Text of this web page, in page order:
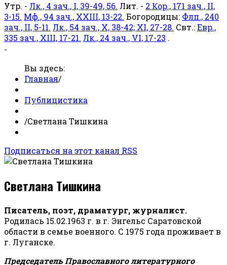
Утр. - Лк., 4 зач., I, 39-49, 56. Лит. - 2 Кор., 171 зач., II,
3-15. Мф., 94 зач., XXIII, 13-22. Богородицы: Флп., 240
зач., II, 5-11. Лк., 54 зач., X, 38-42; XI, 27-28. Свт.:Евр.,
335 зач., XIII, 17-21. Лк., 24 зач., VI, 17-23 .
-
Вы здесь:
Главная/
Публицистика
/Светлана Тишкина
Подписаться на этот канал RSS
Светлана Тишкина
Писатель, поэт, драматург, журналист.
Родилась 15.02.1963 г. в г. Энгельс Саратовской
области в семье военного. С 1975 года проживает в
г. Луганске.
Председатель Православного литературного